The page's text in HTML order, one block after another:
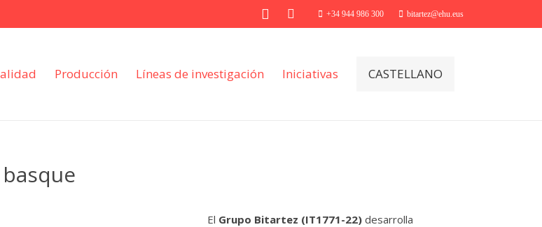
+34 944 986 300 bitartez@ehu.eus
Producción Líneas de investigación Iniciativas CASTELLANO
El Grupo Bitartez (IT1771-22)desarrolla